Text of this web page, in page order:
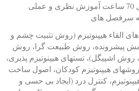
این برنامه آموزشی شامل 70 ساعت آموزش نظری و عملی
سرفصل های
القاء هیپنوتیزم (روش تثبیت چشم و
پیشرونده، روش طبیعت گرا، روش
اشپیگل)، تستهای هیپنوتیزم پذیری،
هیپنوتیزم کودکان، اصول ساخت
کنترل درد (ایجاد بی حسی و